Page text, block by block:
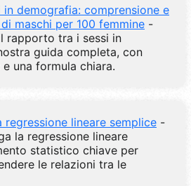
demografia: comprensione e
maschi per 100 femmine -
rapporto tra i sessi in
guida completa, con
una formula chiara.
regressione lineare semplice -
la regressione lineare
statistico chiave per
le relazioni tra le